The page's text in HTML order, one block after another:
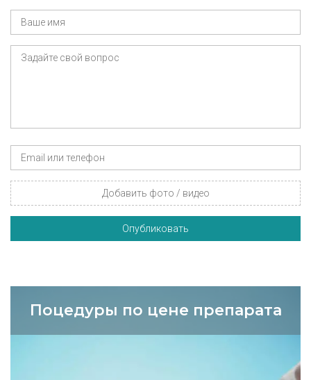
Добавить фото / видео
Опубликовать
Поцедуры по цене препарата